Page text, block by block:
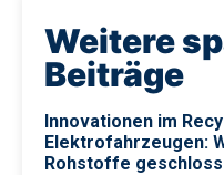
Weitere
Beiträge
Innovationen im
Elektrofahrzeugen:
Rohstoffe